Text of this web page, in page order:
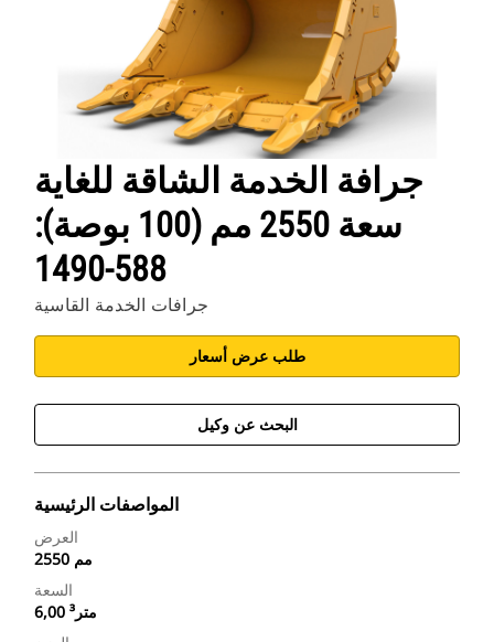
جرافة الخدمة الشاقة للغاية
سعة 2550 مم (100 بوصة):
588-1490
جرافات الخدمة القاسية
طلب عرض أسعار
البحث عن وكيل
المواصفات الرئيسية
العرض
2550 مم
السعة
6,00 متر³